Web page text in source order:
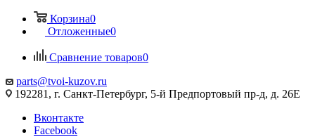
Корзина0
Отложенные0
Сравнение товаров0
parts@tvoi-kuzov.ru
192281, г. Санкт-Петербург, 5-й Предпортовый пр-д, д. 26Е
Вконтакте
Facebook